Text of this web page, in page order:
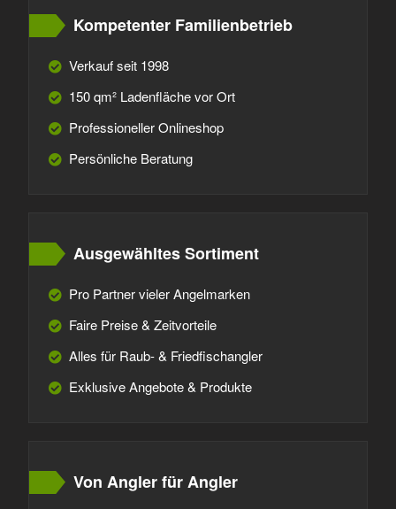
Kompetenter Familienbetrieb
Verkauf seit 1998
150 qm² Ladenfläche vor Ort
Professioneller Onlineshop
Persönliche Beratung
Ausgewähltes Sortiment
Pro Partner vieler Angelmarken
Faire Preise & Zeitvorteile
Alles für Raub- & Friedfischangler
Exklusive Angebote & Produkte
Von Angler für Angler